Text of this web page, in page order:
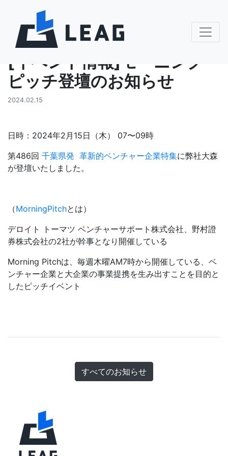
お知らせ
[イベント情報]モーニング
ピッチ登壇のお知らせ
2024.02.15
日時：2024年2月15日（木） 07〜09時
第486回 千葉県発 革新的ベンチャー企業特集に弊社大森
が登壇いたしました。
（MorningPitchとは）
デロイト トーマツ ベンチャーサポート株式会社、野村證
券株式会社の2社が幹事となり開催している
Morning Pitchは、毎週木曜AM7時から開催している、ベ
ンチャー企業と大企業の事業提携を生み出すことを目的と
したピッチイベント
すべてのお知らせ